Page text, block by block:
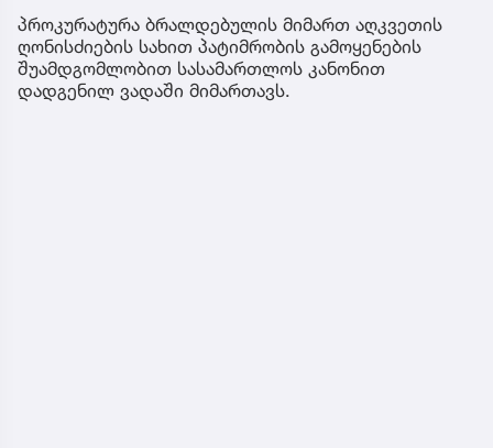
პროკურატურა ბრალდებულის მიმართ აღკვეთის
ღონისძიების სახით პატიმრობის გამოყენების
შუამდგომლობით სასამართლოს კანონით
დადგენილ ვადაში მიმართავს.